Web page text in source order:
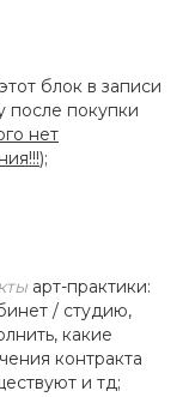
блок в записи
после покупки
нет
);
арт-практики:
/ студию,
какие
контракта
и тд;